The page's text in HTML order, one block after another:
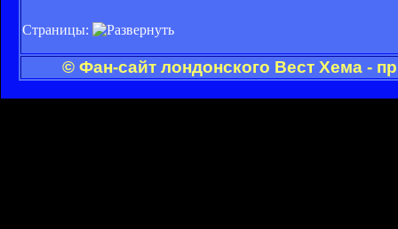
Страницы:
© Фан-сайт лондонского Вест Хема -